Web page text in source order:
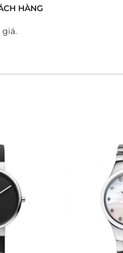
HÀNG
giá.